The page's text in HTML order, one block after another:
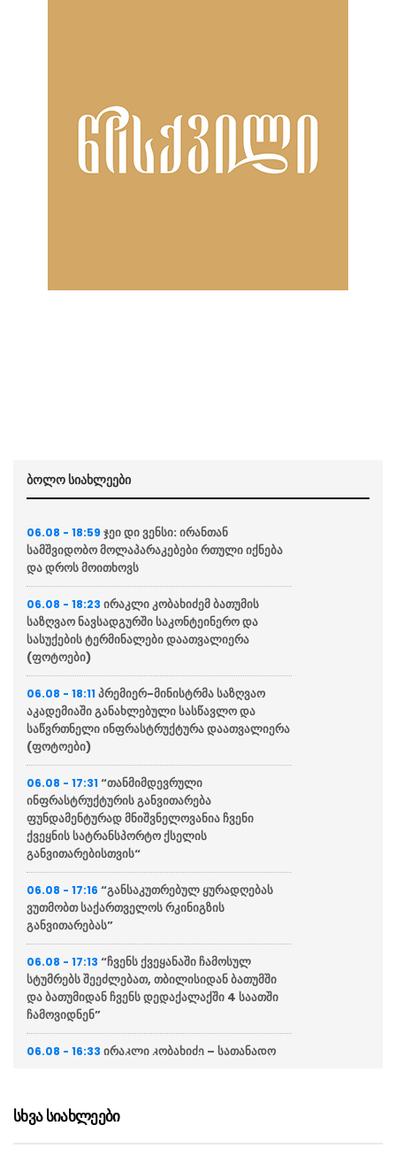
ბოლო სიახლეები
06.08 - 18:59 ჯეი დი ვენსი: ირანთან
სამშვიდობო მოლაპარაკებები რთული იქნება
და დროს მოითხოვს
06.08 - 18:23 ირაკლი კობახიძემ ბათუმის
საზღვაო ნავსადგურში საკონტეინერო და
სასუქების ტერმინალები დაათვალიერა
(ფოტოები)
06.08 - 18:11 პრემიერ-მინისტრმა საზღვაო
აკადემიაში განახლებული სასწავლო და
საწვრთნელი ინფრასტრუქტურა დაათვალიერა
(ფოტოები)
06.08 - 17:31 “თანმიმდევრული
ინფრასტრუქტურის განვითარება
ფუნდამენტურად მნიშვნელოვანია ჩვენი
ქვეყნის სატრანსპორტო ქსელის
განვითარებისთვის“
06.08 - 17:16 “განსაკუთრებულ ყურადღებას
ვუთმობთ საქართველოს რკინიგზის
განვითარებას”
06.08 - 17:13 “ჩვენს ქვეყანაში ჩამოსულ
სტუმრებს შეეძლებათ, თბილისიდან ბათუმში
და ბათუმიდან ჩვენს დედაქალაქში 4 საათში
ჩამოვიდნენ”
06.08 - 16:33 ირაკლი კობახიძე – სათანადო
06.08 - 16:22“ვინც უპირისპირდება
სხვა სიახლეები